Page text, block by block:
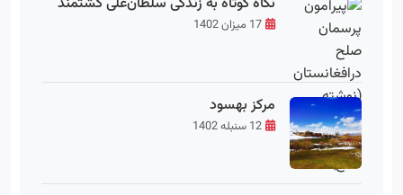
17 میزان 1402
مرکز بهسود
12 سنبله 1402